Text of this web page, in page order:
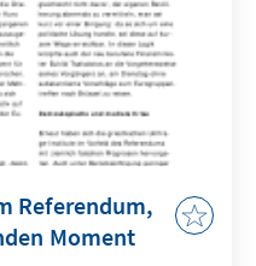
Referendum,
Moment